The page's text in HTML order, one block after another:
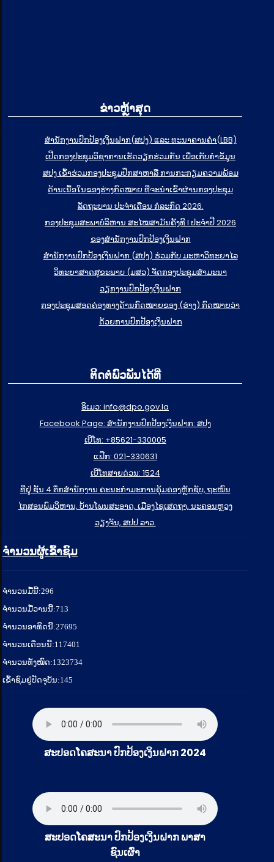
ຂ່າວຫຼ້າສຸດ
ສຳນັກງານປົກປ້ອງເງິນຝາກ(ສປງ) ແລະ ທະນາຄານຄຳ(LBB)
ເປີດກອງປະຊຸມວິຊາການເຮັດວຽກຮ່ວມກັນ ເພື່ອເກັບກຳຂໍ້ມູນ
ສປງ ເຂົ້າຮ່ວມກອງປະຊຸມປຶກສາຫາລື ການກະກຽມຄວາມພ້ອມ
ດ້ານເນື້ອໃນຂອງຮ່າງກົດໝາຍ ທີ່ຈະນໍາເຂົ້າຜ່ານກອງປະຊຸມ
ລັດຖະບານ ປະຈໍາເດືອນ ກໍລະກົດ 2026.
ກອງປະຊຸມສະພາບໍລິຫານ ສະໄໝສາມັນຄັ້ງທີ I ປະຈຳປີ 2026
ຂອງສຳນັກງານປົກປ້ອງເງິນຝາກ
ສຳນັກງານປົກປ້ອງເງິນຝາກ (ສປງ) ຮ່ວມກັບ ມະຫາວິທະຍາໄລ
ວິທະຍາສາດສຸຂະພາບ (ມສວ) ຈັດກອງປະຊຸມສຳມະນາ
ວຽກງານປົກປ້ອງເງິນຝາກ
ກອງປະຊຸມສອດຄ່ອງທາງດ້ານກົດໝາຍຂອງ (ຮ່າງ) ກົດໝາຍວ່າ
ດ້ວຍການປົກປ້ອງເງິນຝາກ
ຕິດຕໍ່ພົວພັນໄດ້ທີ່
ອິເມວ: info@dpo.gov.la
Facebook Page: ສໍານັກງານປົກປ້ອງເງິນຝາກ: ສປງ
ເບີໂທ: +85621-330005
ແຟ໊ກ: 021-330631
ເບີໂທສາຍດ່ວນ: 1524
ທີ່ຢູ່ ຊັ້ນ 4 ຕຶກສຳນັກງານ ຄະນະກຳມະການຄຸ້ມຄອງຫຼັກຊັບ, ຖະໜົນ
ໄກສອນພົມວິຫານ, ບ້ານໂພນສະອາດ, ເມືອງໄຊເສດຖາ, ນະຄອນຫຼວງ
ວຽງຈັນ, ສປປ ລາວ.
ຈຳນວນຜູ້ເຂົ້າຊົມ
ຈໍານວນມື້ນີ້:296
ຈໍານວນມື້ວານນີ້:713
ຈໍານວນອາທິດນີ້:27695
ຈໍານວນເດືອນນີ້:117401
ຈຳນວນທັງໝົດ:1323734
ເຂົ້າຊົມຢູ່ປັດຈຸບັນ:145
ສະປອດໂຄສະນາ ປົກປ້ອງເງິນຝາກ 2024
ສະປອດໂຄສະນາ ປົກປ້ອງເງິນຝາກ ພາສາ
ຊົນເຜົ່າ